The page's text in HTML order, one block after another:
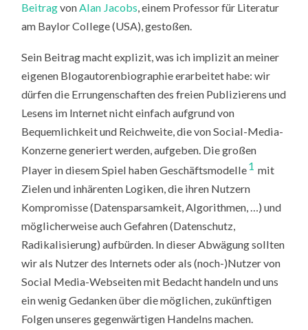
BeitragvonAlan Jacobs, einem Professor für Literatur
am Baylor College (USA), gestoßen.
Sein Beitrag macht explizit, was ich implizit an meiner
eigenen Blogautorenbiographie erarbeitet habe: wir
dürfen die Errungenschaften des freien Publizierens und
Lesens im Internet nicht einfach aufgrund von
Bequemlichkeit und Reichweite, die von Social-Media-
Konzerne generiert werden, aufgeben. Die großen
Player in diesem Spiel haben Geschäftsmodelle1 mit
Zielen und inhärenten Logiken, die ihren Nutzern
Kompromisse (Datensparsamkeit, Algorithmen, …) und
möglicherweise auch Gefahren (Datenschutz,
Radikalisierung) aufbürden. In dieser Abwägung sollten
wir als Nutzer des Internets oder als (noch-)Nutzer von
Social Media-Webseiten mit Bedacht handeln und uns
ein wenig Gedanken über die möglichen, zukünftigen
Folgen unseres gegenwärtigen Handelns machen.